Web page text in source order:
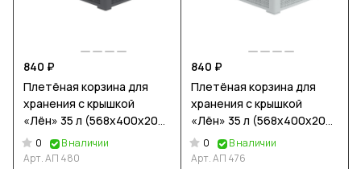
840 ₽
Плетёная корзина для
хранения с крышкой
«Лён» 35 л (568х400х203
мм) графит
0
В наличии
Арт.АП 480
840 ₽
Плетёная корзина для
хранения с крышкой
«Лён» 35 л (568х400х203
мм) серый
0
В наличии
Арт.АП 476